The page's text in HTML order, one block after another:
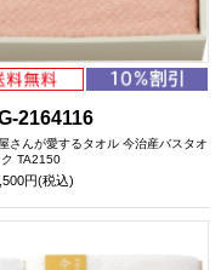
2164116
さんが愛するタオル 今治産バスタオ
TA2150
円(税込)